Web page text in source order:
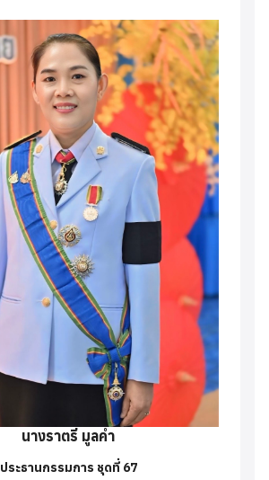
นางราตรี มูลคำ
ประธานกรรมการ ชุดที่ 67